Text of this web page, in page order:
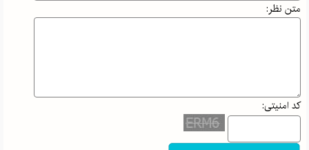
متن نظر:
کد امنیتی: